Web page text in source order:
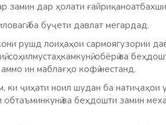
замин дар ҳолати
ба буҷети давлат мегардад.
рушд лоиҳаҳои сармоягузории
соҳилмустаҳкамкунӣ, обёрӣ ва
ин маблағҳо кофӣ нестанд.
ҷиҳати ноил шудан ба натиҷаҳои
ва беҳдошти замин